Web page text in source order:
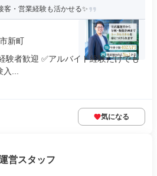
客・営業経験も活かせる✨
新町
験者歓迎 ✅アルバイト経験だけでも
...
気になる
営スタッフ